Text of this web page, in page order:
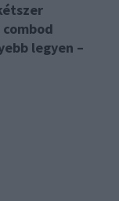
legyen –